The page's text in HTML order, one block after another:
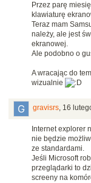
Przez parę
klawiaturę
Teraz mam
należy, ale jest
ekranowej.
Ale podobno o
A wracając do
wizualnie
gravisrs, 16
Internet explorer
nie będzie
ze standardami.
Jeśli Microsoft
przeglądarki to
screeny na